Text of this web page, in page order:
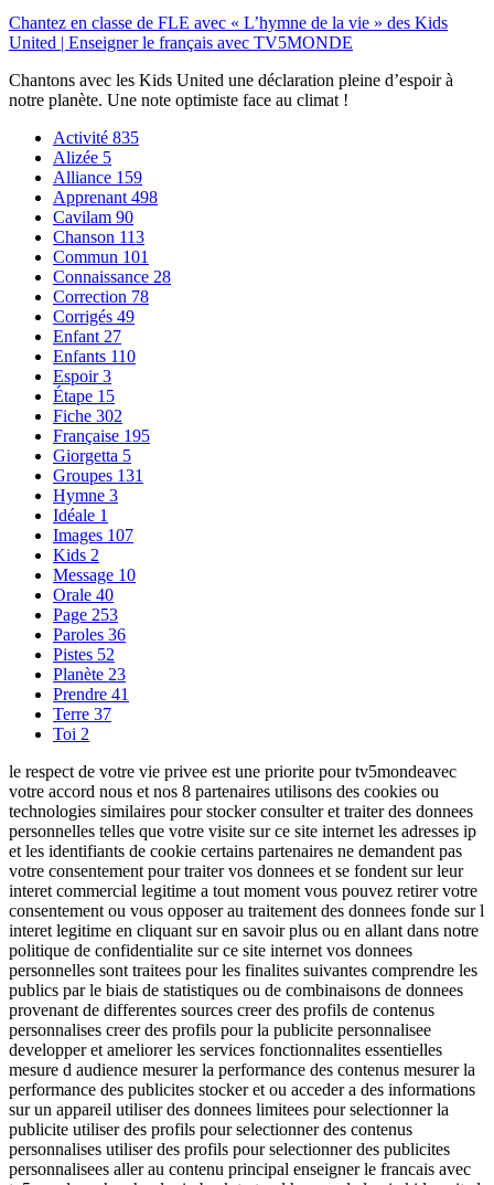
Chantez en classe de FLE avec « L’hymne de la vie » des Kids
United | Enseigner le français avec TV5MONDE
Chantons avec les Kids United une déclaration pleine d’espoir à
notre planète. Une note optimiste face au climat !
Activité 835
Alizée 5
Alliance 159
Apprenant 498
Cavilam 90
Chanson 113
Commun 101
Connaissance 28
Correction 78
Corrigés 49
Enfant 27
Enfants 110
Espoir3
Étape 15
Fiche 302
Française 195
Giorgetta 5
Groupes 131
Hymne 3
Idéale 1
Images 107
Kids 2
Message 10
Orale 40
Page 253
Paroles 36
Pistes 52
Planète 23
Prendre 41
Terre 37
Toi 2
le respect de votre vie privee est une priorite pour tv5mondeavec
votre accord nous et nos 8 partenaires utilisons des cookies ou
technologies similaires pour stocker consulter et traiter des donnees
personnelles telles que votre visite sur ce site internet les adresses ip
et les identifiants de cookie certains partenaires ne demandent pas
votre consentement pour traiter vos donnees et se fondent sur leur
interet commercial legitime a tout moment vous pouvez retirer votre
consentement ou vous opposer au traitement des donnees fonde sur l
interet legitime en cliquant sur en savoir plus ou en allant dans notre
politique de confidentialite sur ce site internet vos donnees
personnelles sont traitees pour les finalites suivantes comprendre les
publics par le biais de statistiques ou de combinaisons de donnees
provenant de differentes sources creer des profils de contenus
personnalises creer des profils pour la publicite personnalisee
developper et ameliorer les services fonctionnalites essentielles
mesure d audience mesurer la performance des contenus mesurer la
performance des publicites stocker et ou acceder a des informations
sur un appareil utiliser des donnees limitees pour selectionner la
publicite utiliser des profils pour selectionner des contenus
personnalises utiliser des profils pour selectionner des publicites
personnalisees aller au contenu principal enseigner le francais avec